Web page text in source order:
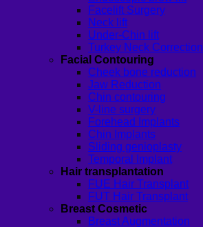
Facelift Surgery
Neck lift
Under-Chin lift
Turkey Neck Correction
Facial Contouring
Cheek bone reduction
Jaw Reduction
Chin contouring
V-line surgery
Forehead Implants
Chin Implants
Sliding genioplasty
Temporal Implant
Hair transplantation
FUE Hair Transplant
FUT Hair Transplant
Breast Cosmetic
Breast Augmentation